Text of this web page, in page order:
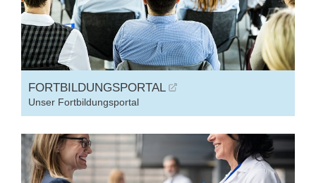
FORTBILDUNGSPORTAL
Unser Fortbildungsportal